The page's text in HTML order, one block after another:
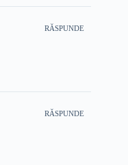
RĂSPUNDE
RĂSPUNDE